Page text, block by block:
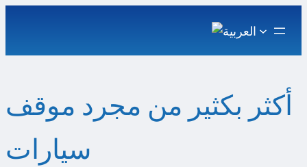
أكثر بكثير من مجرد موقف
سيارات